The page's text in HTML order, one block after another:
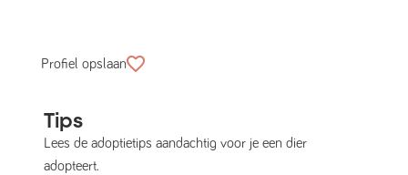
Profiel opslaan
Tips
Lees de adoptietips aandachtig voor je een dier
adopteert.